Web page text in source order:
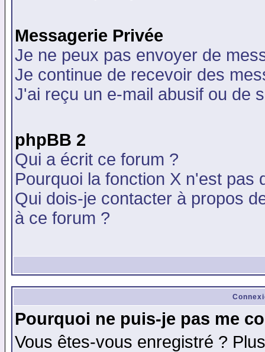
Messagerie Privée
Je ne peux pas envoyer de
Je continue de recevoir des
J'ai reçu un e-mail abusif ou de
phpBB 2
Qui a écrit ce forum ?
Pourquoi la fonction X n'est pas
Qui dois-je contacter à propos
à ce forum ?
Pourquoi ne puis-je pas me
Vous êtes-vous enregistré ?